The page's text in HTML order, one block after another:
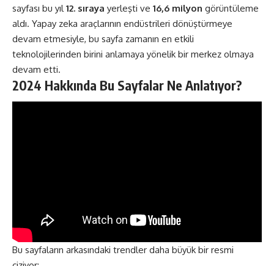
sayfası bu yıl 12. sıraya yerleşti ve 16,6 milyon görüntüleme
aldı. Yapay zeka araçlarının endüstrileri dönüştürmeye
devam etmesiyle, bu sayfa zamanın en etkili
teknolojilerinden birini anlamaya yönelik bir merkez olmaya
devam etti​​.
2024 Hakkında Bu Sayfalar Ne Anlatıyor?
Bu sayfaların arkasındaki trendler daha büyük bir resmi